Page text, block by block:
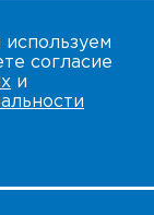
согласие
и